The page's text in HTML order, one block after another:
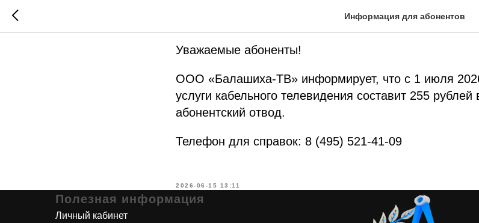
Информация для абонентов
Информация для абонентов
Уважаемые абоненты!
ООО «Балашиха-ТВ» информирует, что с 1 июля 2026
услуги кабельного телевидения составит 255
абонентский отвод.
Телефон для справок: 8 (495) 521-41-09
2026-06-15 13:11
Полезная информация
Личный кабинет